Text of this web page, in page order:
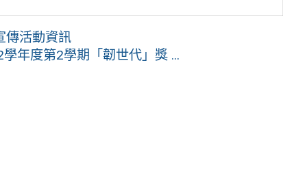
傳活動資訊
年度第2學期「韌世代」獎 ...